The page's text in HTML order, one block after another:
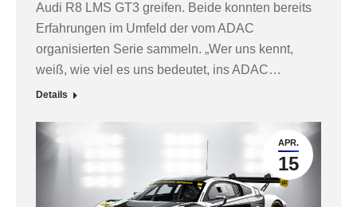
Audi R8 LMS GT3 greifen. Beide konnten bereits
Erfahrungen im Umfeld der vom ADAC
organisierten Serie sammeln. „Wer uns kennt,
weiß, wie viel es uns bedeutet, ins ADAC…
Details
APR.
15